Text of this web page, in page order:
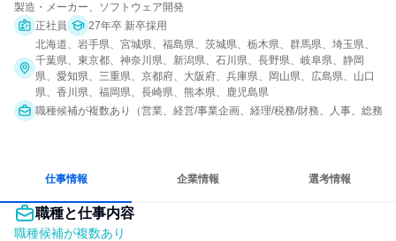
製造・メーカー、ソフトウェア開発
正社員
27年卒 新卒採用
北海道、岩手県、宮城県、福島県、茨城県、栃木県、群馬県、埼玉県、
千葉県、東京都、神奈川県、新潟県、石川県、長野県、岐阜県、静岡
県、愛知県、三重県、京都府、大阪府、兵庫県、岡山県、広島県、山口
県、香川県、福岡県、長崎県、熊本県、鹿児島県
職種候補が複数あり（営業、経営/事業企画、経理/税務/財務、人事、総務
仕事情報 企業情報 選考情報
職種と仕事内容
職種候補が複数あり